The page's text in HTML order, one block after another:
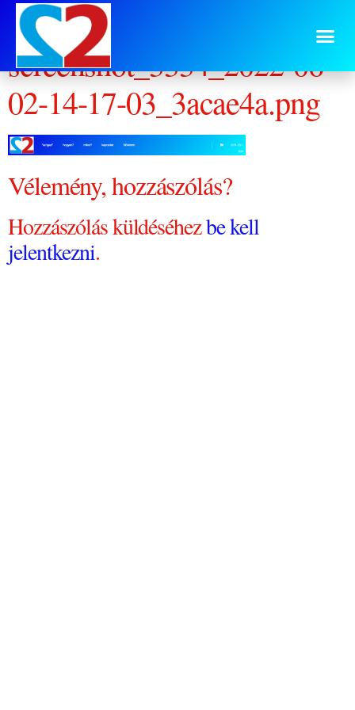
Elementor-post-
screenshot_3334_2022-06-
02-14-17-03_3acae4a.png
Vélemény, hozzászólás?
Hozzászólás küldéséhezbe kell
jelentkezni.